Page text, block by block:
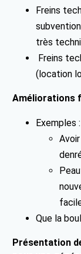
Freins
très
Freins
(location
Améliorations
Exemples :
Que la
Présentation